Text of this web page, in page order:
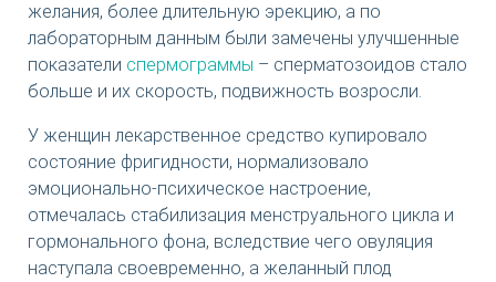
желания, более длительную эрекцию, а по
лабораторным данным были замечены улучшенные
показатели спермограммы – сперматозоидов стало
больше и их скорость, подвижность возросли.
У женщин лекарственное средство купировало
состояние фригидности, нормализовало
эмоционально-психическое настроение,
отмечалась стабилизация менструального цикла и
гормонального фона, вследствие чего овуляция
наступала своевременно, а желанный плод